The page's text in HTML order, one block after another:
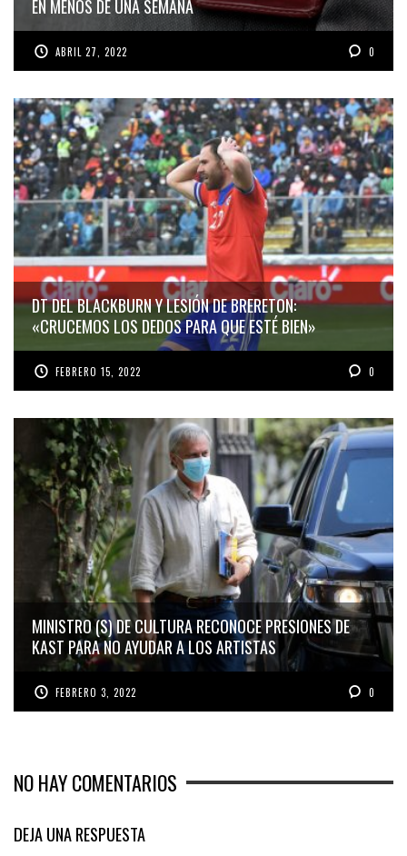
EN MENOS DE UNA SEMANA
ABRIL 27, 2022 0
DT DEL BLACKBURN Y LESIÓN DE BRERETON:
«CRUCEMOS LOS DEDOS PARA QUE ESTÉ BIEN»
FEBRERO 15, 2022 0
MINISTRO (S) DE CULTURA RECONOCE PRESIONES DE
KAST PARA NO AYUDAR A LOS ARTISTAS
FEBRERO 3, 2022 0
NO HAY COMENTARIOS
DEJA UNA RESPUESTA